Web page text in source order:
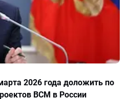
2026 года доложить по
ВСМ в России